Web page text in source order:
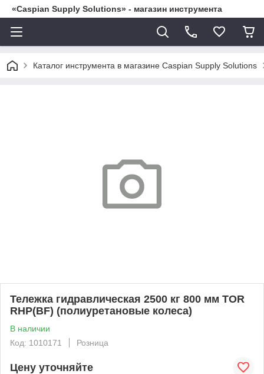
«Caspian Supply Solutions» - магазин инструмента
Каталог инструмента в магазине Caspian Supply Solutions
Тележка гидравлическая 2500 кг 800 мм TOR
RHP(BF) (полиуретановые колеса)
В наличии
Код: 1010171
Розница
Цену уточняйте